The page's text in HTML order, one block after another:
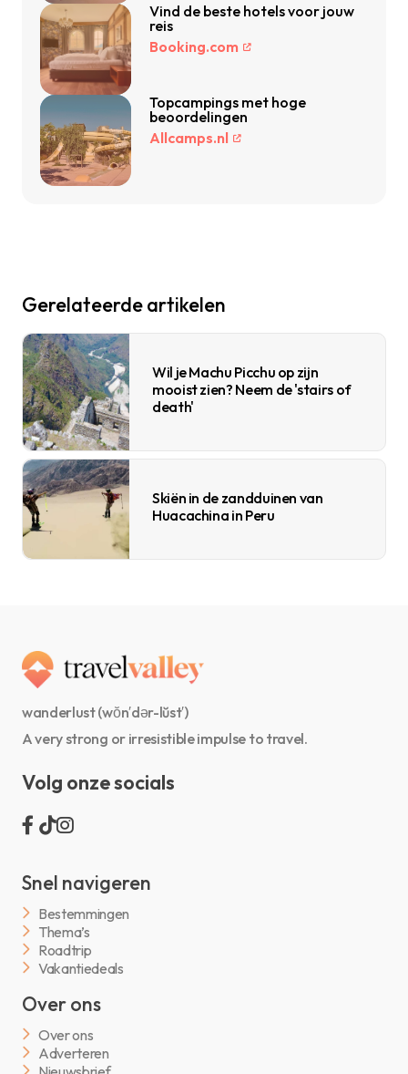
Vind de beste hotels voor jouw
reis
Booking.com
Topcampings met hoge
beoordelingen
Allcamps.nl
Gerelateerde artikelen
Wil je Machu Picchu op zijn
mooist zien? Neem de 'stairs of
death'
Skiën in de zandduinen van
Huacachina in Peru
wanderlust (wŏn′dər-lŭst′)
A very strong or irresistible impulse to travel.
Volg onze socials
Snel navigeren
Bestemmingen
Thema’s
Roadtrip
Vakantiedeals
Over ons
Over ons
Adverteren